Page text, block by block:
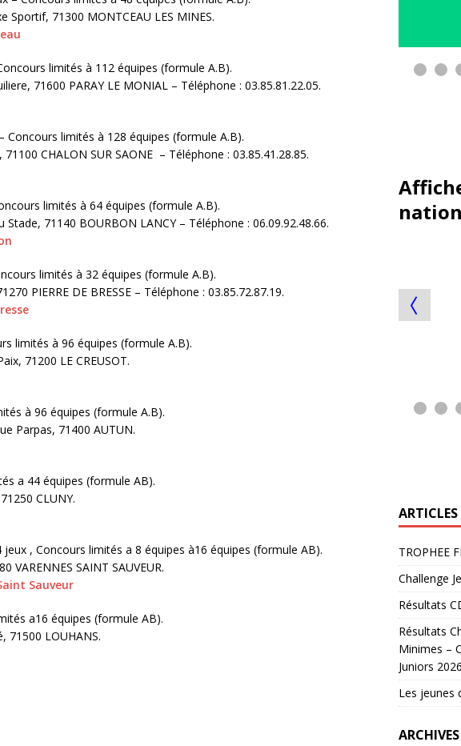
Sportif, 71300 MONTCEAU LES MINES.
limités à 112 équipes (formule A.B).
71600 PARAY LE MONIAL – Téléphone : 03.85.81.22.05.
Concours limités à 128 équipes (formule A.B).
71100 CHALON SUR SAONE – Téléphone : 03.85.41.28.85.
limités à 64 équipes (formule A.B).
Stade, 71140 BOURBON LANCY – Téléphone : 06.09.92.48.66.
limités à 32 équipes (formule A.B).
PIERRE DE BRESSE – Téléphone : 03.85.72.87.19.
limités à 96 équipes (formule A.B).
Rue de la Paix, 71200 LE CREUSOT.
à 96 équipes (formule A.B).
Grimaldi, Rue Parpas, 71400 AUTUN.
limités a 44 équipes (formule AB).
des Griottons, 71250 CLUNY.
jeux , Concours limités a 8 équipes à16 équipes (formule AB).
71480 VARENNES SAINT SAUVEUR.
Sauveur
limités a16 équipes (formule AB).
de la Charité, 71500 LOUHANS.
ARTICLES
TROPHEE
Challenge
Résultats
Résultats
Minimes –
Juniors 2026
Les jeunes
ARCHIVES